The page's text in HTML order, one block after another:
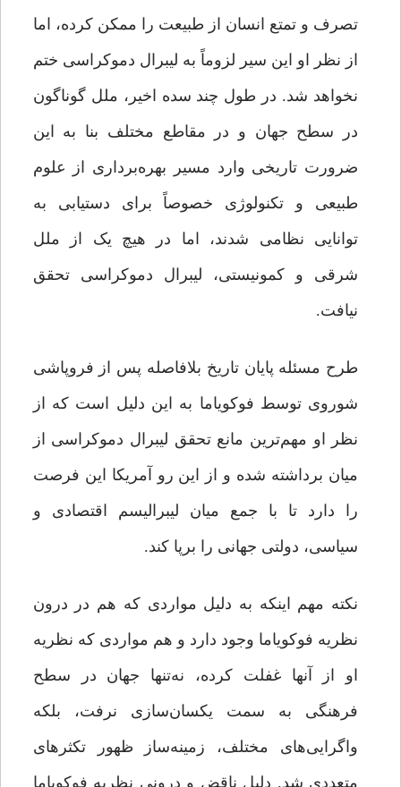
تصرف و تمتع انسان از طبیعت را ممکن کرده، اما
از نظر او این سیر لزوماً به لیبرال دموکراسی ختم
نخواهد شد. در طول چند سده‌ اخیر، ملل گوناگون
در سطح جهان و در مقاطع مختلف بنا به این
ضرورت تاریخی وارد مسیر بهره‌برداری از علوم
طبیعی و تکنولوژی خصوصاً برای دستیابی به
توانایی نظامی شدند، اما در هیچ یک از ملل
شرقی و کمونیستی، لیبرال دموکراسی تحقق
نیافت.
طرح مسئله‌ پایان تاریخ بلافاصله پس از فروپاشی
شوروی توسط فوکویاما به این دلیل است که از
نظر او مهم‌ترین مانع تحقق لیبرال دموکراسی از
میان برداشته شده و از این رو آمریکا این فرصت
را دارد تا با جمع میان لیبرالیسم اقتصادی و
سیاسی، دولتی جهانی را برپا کند.
نکته‌ مهم اینکه به دلیل مواردی که هم در درون
نظریه‌ فوکویاما وجود دارد و هم مواردی که نظریه‌
او از آنها غفلت کرده، نه‌تنها جهان در سطح
فرهنگی به سمت یکسان‌سازی نرفت، بلکه
واگرایی‌های مختلف، زمینه‌ساز ظهور تکثرهای
متعددی شد. دلیل ناقض و درونی نظریه‌ فوکویاما